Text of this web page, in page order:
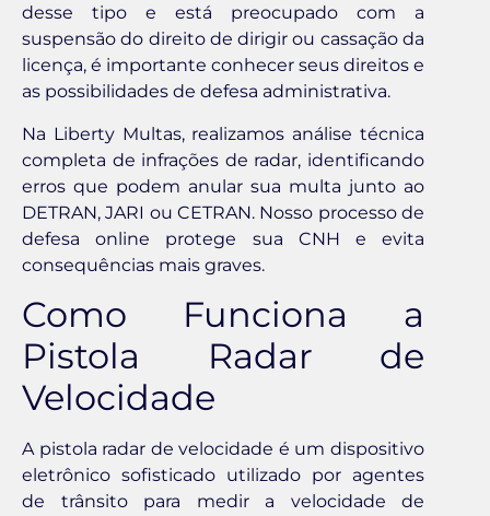
desse tipo e está preocupado com a
suspensão do direito de dirigir ou cassação da
licença, é importante conhecer seus direitos e
as possibilidades de defesa administrativa.
Na Liberty Multas, realizamos análise técnica
completa de infrações de radar, identificando
erros que podem anular sua multa junto ao
DETRAN, JARI ou CETRAN. Nosso processo de
defesa online protege sua CNH e evita
consequências mais graves.
Como Funciona a
Pistola Radar de
Velocidade
A pistola radar de velocidade é um dispositivo
eletrônico sofisticado utilizado por agentes
de trânsito para medir a velocidade de